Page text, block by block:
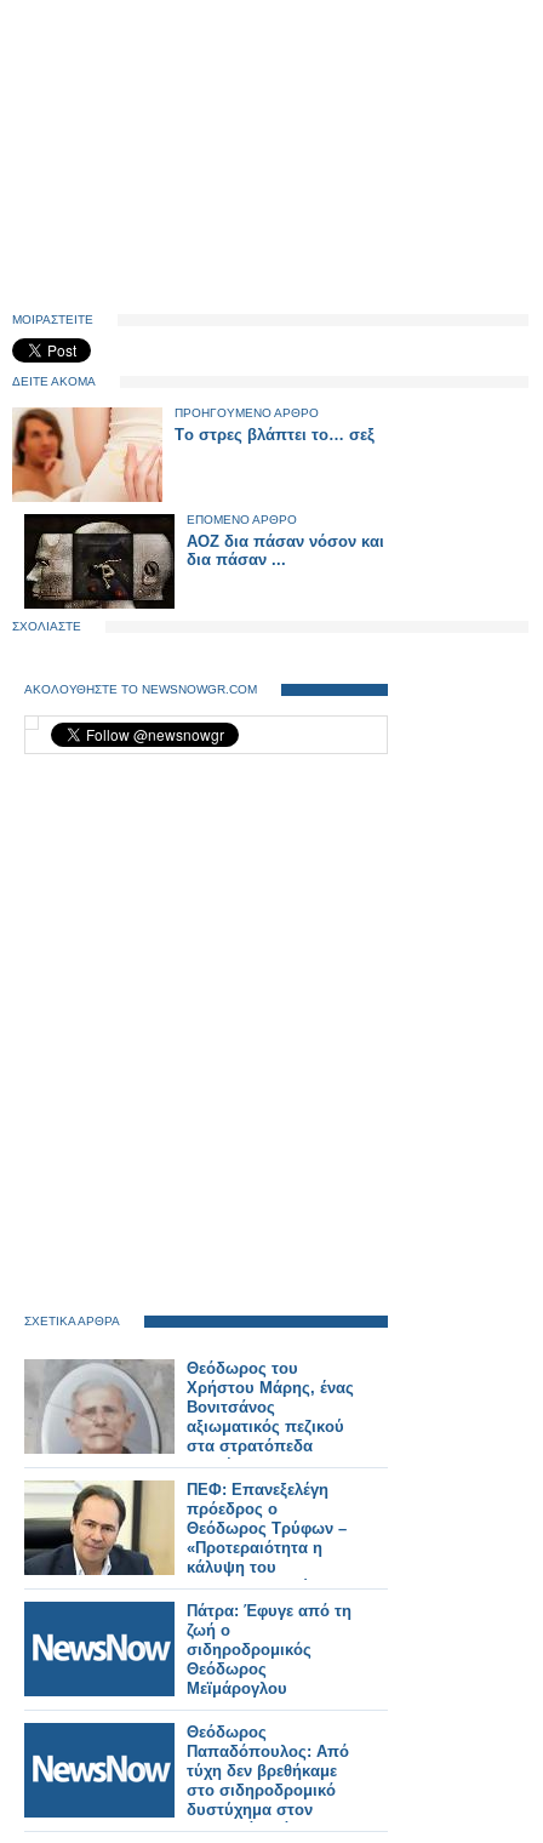
ΜΟΙΡΑΣΤΕΙΤΕ
ΔΕΙΤΕ ΑΚΟΜΑ
ΠΡΟΗΓΟΥΜΕΝΟ ΑΡΘΡΟ
Tο στρες βλάπτει το… σεξ
ΕΠΟΜΕΝΟ ΑΡΘΡΟ
ΑΟΖ δια πάσαν νόσον και
δια πάσαν ...
ΣΧΟΛΙΑΣΤΕ
ΑΚΟΛΟΥΘΗΣΤΕ ΤΟ NEWSNOWGR.COM
ΣΧΕΤΙΚΑ ΑΡΘΡΑ
Θεόδωρος του
Χρήστου Μάρης, ένας
Βονιτσάνος
αξιωματικός πεζικού
στα στρατόπεδα
συγκέντρωσης της
Ιταλίας’
ΠΕΦ: Επανεξελέγη
πρόεδρος ο
Θεόδωρος Τρύφων –
«Προτεραιότητα η
κάλυψη του
χρηματοδοτικού
κενού»
Πάτρα: Έφυγε από τη
ζωή ο
σιδηροδρομικός
Θεόδωρος
Μεϊμάρογλου
Θεόδωρος
Παπαδόπουλος: Από
τύχη δεν βρεθήκαμε
στο σιδηροδρομικό
δυστύχημα στον
Πλατανιά Δράμας